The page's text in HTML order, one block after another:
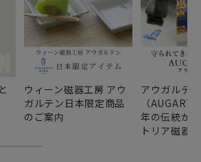
ウィーン磁器工房 アウ
ガルテン日本限定商品
のご案内
アウガルテン
（
年の伝統が
トリア磁器